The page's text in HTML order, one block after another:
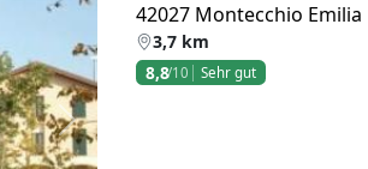
Weiter
42027 Montecchio Emilia
3,7 km
8,8/10 Sehr gut